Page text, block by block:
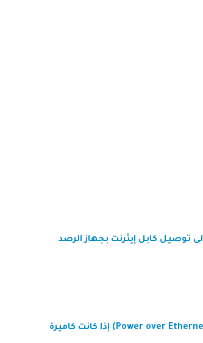
توصيل كابل إيثرنت بجهاز الرصد
قم بتوصيل كاميرا المراقبة بمصدر الطاقة. يمكن أن تكون الكاميرات مزودة بمحول كهربائي أو تعتمد على الطاقة عبر كابل إيثرنت (Power over Ethernet – PoE) إذا كانت كاميرة